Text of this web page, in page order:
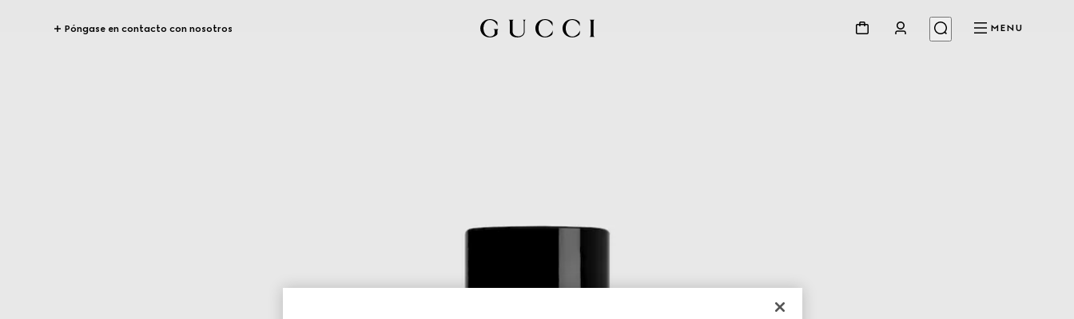
Póngase en contacto con nosotros MENU